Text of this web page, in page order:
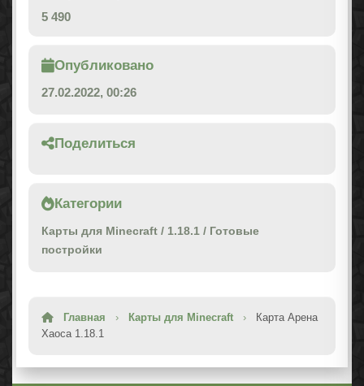
5 490
Опубликовано
27.02.2022, 00:26
Поделиться
Категории
Карты для Minecraft / 1.18.1 / Готовые
постройки
Главная › Карты для Minecraft ›
Карта Арена
Хаоса 1.18.1